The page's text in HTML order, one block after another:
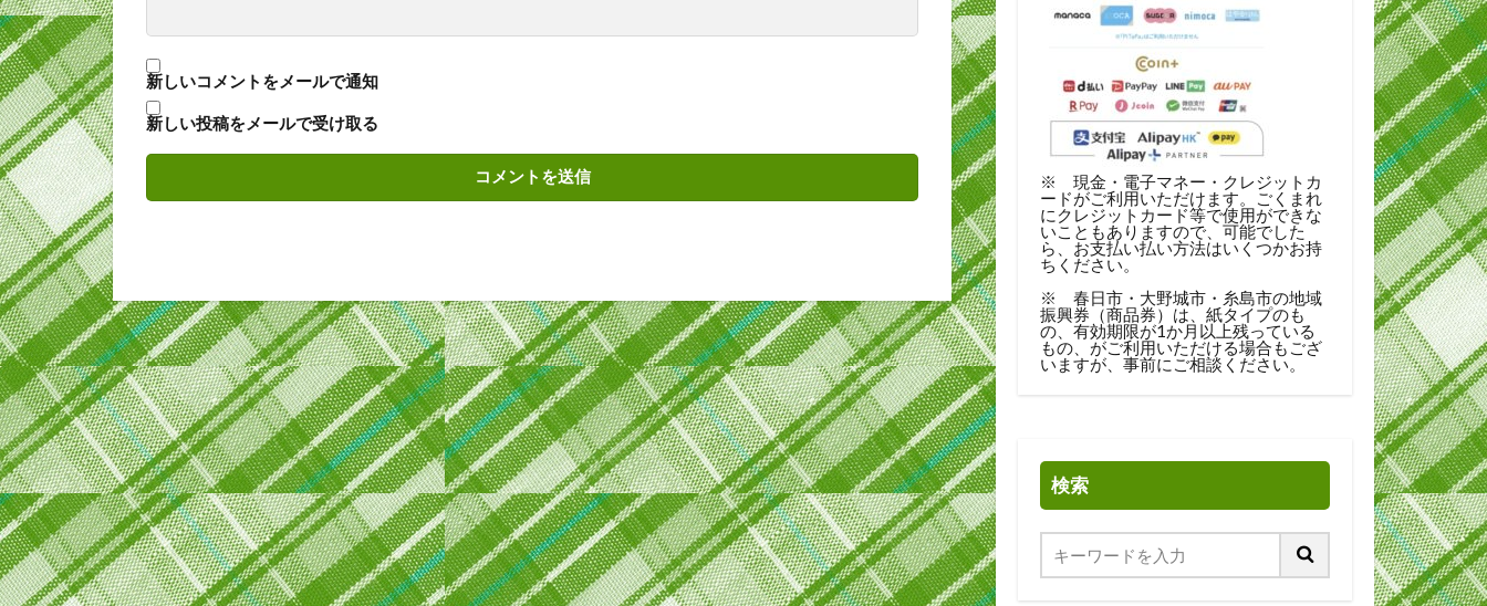
新しいコメントをメールで通知
新しい投稿をメールで受け取る
※ 現金・電子マネー・クレジットカ
ードがご利用いただけます。ごくまれ
にクレジットカード等で使用ができな
いこともありますので、可能でした
ら、お支払い払い方法はいくつかお持
ちください。
※ 春日市・大野城市・糸島市の地域
振興券（商品券）は、紙タイプのも
の、有効期限が1か月以上残っている
もの、がご利用いただける場合もござ
いますが、事前にご相談ください。
検索